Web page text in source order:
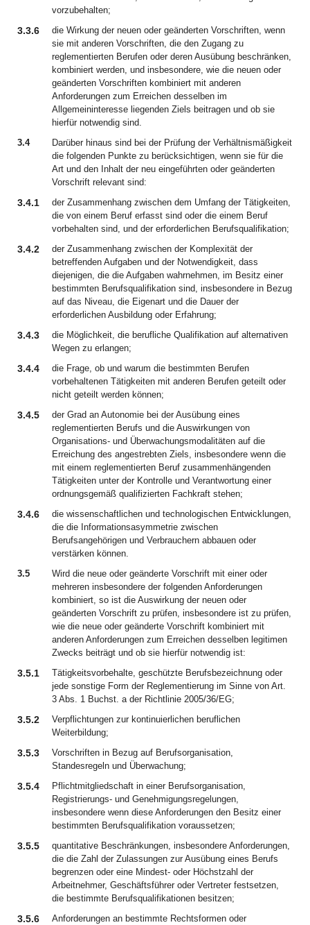
vorzubehalten;
3.3.6
die Wirkung der neuen oder geänderten Vorschriften, wenn
sie mit anderen Vorschriften, die den Zugang zu
reglementierten Berufen oder deren Ausübung beschränken,
kombiniert werden, und insbesondere, wie die neuen oder
geänderten Vorschriften kombiniert mit anderen
Anforderungen zum Erreichen desselben im
Allgemeininteresse liegenden Ziels beitragen und ob sie
hierfür notwendig sind.
3.4
Darüber hinaus sind bei der Prüfung der Verhältnismäßigkeit
die folgenden Punkte zu berücksichtigen, wenn sie für die
Art und den Inhalt der neu eingeführten oder geänderten
Vorschrift relevant sind:
3.4.1
der Zusammenhang zwischen dem Umfang der Tätigkeiten,
die von einem Beruf erfasst sind oder die einem Beruf
vorbehalten sind, und der erforderlichen Berufsqualifikation;
3.4.2
der Zusammenhang zwischen der Komplexität der
betreffenden Aufgaben und der Notwendigkeit, dass
diejenigen, die die Aufgaben wahrnehmen, im Besitz einer
bestimmten Berufsqualifikation sind, insbesondere in Bezug
auf das Niveau, die Eigenart und die Dauer der
erforderlichen Ausbildung oder Erfahrung;
3.4.3
die Möglichkeit, die berufliche Qualifikation auf alternativen
Wegen zu erlangen;
3.4.4
die Frage, ob und warum die bestimmten Berufen
vorbehaltenen Tätigkeiten mit anderen Berufen geteilt oder
nicht geteilt werden können;
3.4.5
der Grad an Autonomie bei der Ausübung eines
reglementierten Berufs und die Auswirkungen von
Organisations- und Überwachungsmodalitäten auf die
Erreichung des angestrebten Ziels, insbesondere wenn die
mit einem reglementierten Beruf zusammenhängenden
Tätigkeiten unter der Kontrolle und Verantwortung einer
ordnungsgemäß qualifizierten Fachkraft stehen;
3.4.6
die wissenschaftlichen und technologischen Entwicklungen,
die die Informationsasymmetrie zwischen
Berufsangehörigen und Verbrauchern abbauen oder
verstärken können.
3.5
Wird die neue oder geänderte Vorschrift mit einer oder
mehreren insbesondere der folgenden Anforderungen
kombiniert, so ist die Auswirkung der neuen oder
geänderten Vorschrift zu prüfen, insbesondere ist zu prüfen,
wie die neue oder geänderte Vorschrift kombiniert mit
anderen Anforderungen zum Erreichen desselben legitimen
Zwecks beiträgt und ob sie hierfür notwendig ist:
3.5.1
Tätigkeitsvorbehalte, geschützte Berufsbezeichnung oder
jede sonstige Form der Reglementierung im Sinne von Art.
3 Abs. 1 Buchst. a der Richtlinie 2005/36/EG;
3.5.2
Verpflichtungen zur kontinuierlichen beruflichen
Weiterbildung;
3.5.3
Vorschriften in Bezug auf Berufsorganisation,
Standesregeln und Überwachung;
3.5.4
Pflichtmitgliedschaft in einer Berufsorganisation,
Registrierungs- und Genehmigungsregelungen,
insbesondere wenn diese Anforderungen den Besitz einer
bestimmten Berufsqualifikation voraussetzen;
3.5.5
quantitative Beschränkungen, insbesondere Anforderungen,
die die Zahl der Zulassungen zur Ausübung eines Berufs
begrenzen oder eine Mindest- oder Höchstzahl der
Arbeitnehmer, Geschäftsführer oder Vertreter festsetzen,
die bestimmte Berufsqualifikationen besitzen;
3.5.6
Anforderungen an bestimmte Rechtsformen oder